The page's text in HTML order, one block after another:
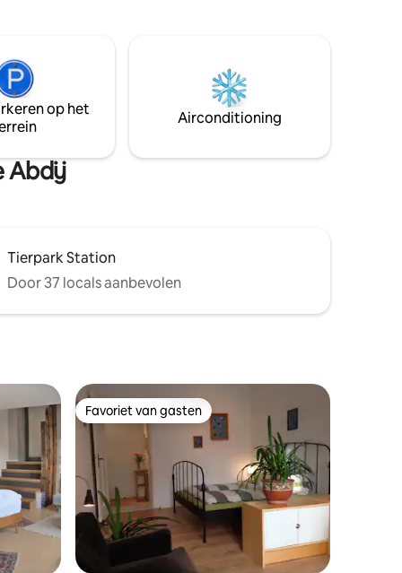
op het
Airconditioning
Abdij
Tierpark Station
Door 37 locals aanbevolen
Favoriet van gasten
Favoriet van gasten